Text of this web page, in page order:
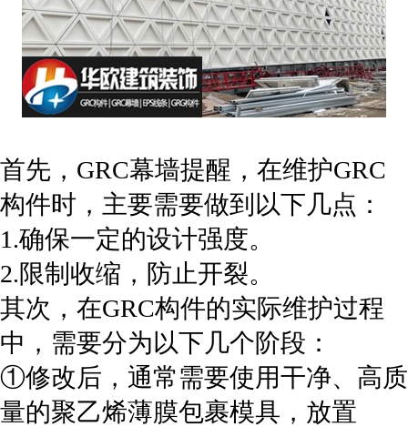
首先，GRC幕墙提醒，在维护GRC
构件时，主要需要做到以下几点：
1.确保一定的设计强度。
2.限制收缩，防止开裂。
其次，在GRC构件的实际维护过程
中，需要分为以下几个阶段：
①修改后，通常需要使用干净、高质
量的聚乙烯薄膜包裹模具，放置